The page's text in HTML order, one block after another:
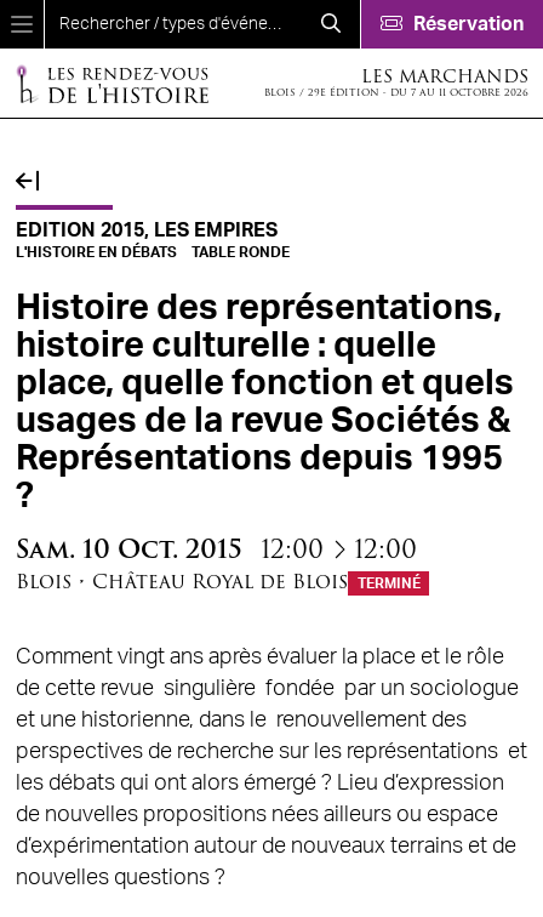
Aller au contenu principal
Réservation
LES MARCHANDS
BLOIS / 29E ÉDITION - DU 7 AU 11 OCTOBRE 2026
EDITION 2015, LES EMPIRES
L'HISTOIRE EN DÉBATS TABLE RONDE
Histoire des représentations,
histoire culturelle : quelle
place, quelle fonction et quels
usages de la revue Sociétés &
Représentations depuis 1995
?
Sam. 10 Oct. 2015 12:00 à12:00
Blois • Château Royal de Blois TERMINÉ
Comment vingt ans après évaluer la place et le rôle
de cette revue singulière fondée par un sociologue
et une historienne, dans le renouvellement des
perspectives de recherche sur les représentations et
les débats qui ont alors émergé ? Lieu d’expression
de nouvelles propositions nées ailleurs ou espace
d’expérimentation autour de nouveaux terrains et de
nouvelles questions ?